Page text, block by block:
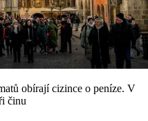
obírají cizince o peníze. V
činu